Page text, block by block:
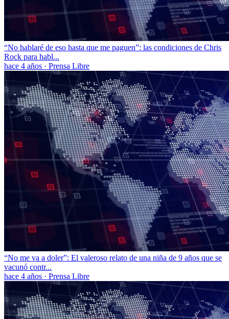
“No hablaré de eso hasta que me paguen”: las condiciones de Chris
Rock para habl...
hace 4 años · Prensa Libre
“No me va a doler”: El valeroso relato de una niña de 9 años que se
vacunó contr...
hace 4 años · Prensa Libre